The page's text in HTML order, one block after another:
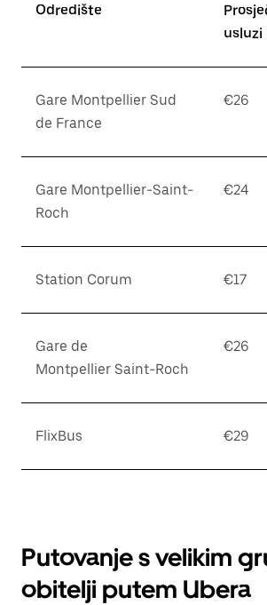
Odredište
usluzi
Gare Montpellier Sud
de France
€26
Gare Montpellier-Saint-
Roch
€24
Station Corum €17
Gare de
Montpellier Saint-Roch
€26
FlixBus €29
Putovanje s velikim
obitelji putem Ubera